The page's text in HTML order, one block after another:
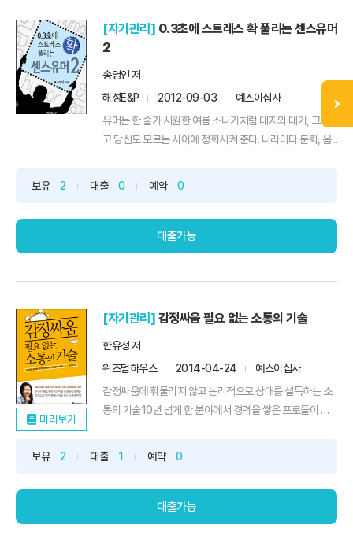
[자기관리] 0.3초에 스트레스 확 풀리는 센스유머
2
송영인 저
해성E&P
2012-09-03
예스이십사
유머는 한 줄기 시원한 여름 소나기처럼 대지와 대기, 그리
고 당신도 모르는 사이에 정화시켜 준다. 나라마다 문화, 음...
보유 2 대출 0 예약 0
대출가능
미리보기
[자기관리] 감정싸움 필요 없는 소통의 기술
한유정 저
위즈덤하우스
2014-04-24
예스이십사
감정싸움에 휘둘리지 않고 논리적으로 상대를 설득하는 소
통의 기술10년 넘게 한 분야에서 경력을 쌓은 프로들이 공
보유 2 대출 1 예약 0
대출가능